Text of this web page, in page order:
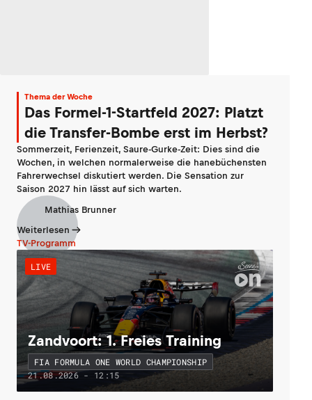
Thema der Woche
Das Formel-1-Startfeld 2027: Platzt
die Transfer-Bombe erst im Herbst?
Sommerzeit, Ferienzeit, Saure-Gurke-Zeit: Dies sind die
Wochen, in welchen normalerweise die hanebüchensten
Fahrerwechsel diskutiert werden. Die Sensation zur
Saison 2027 hin lässt auf sich warten.
Mathias Brunner
Weiterlesen
TV-Programm
LIVE
Zandvoort: 1. Freies Training
FIA FORMULA ONE WORLD CHAMPIONSHIP
21.08.2026 - 12:15